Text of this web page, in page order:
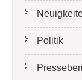
Politik